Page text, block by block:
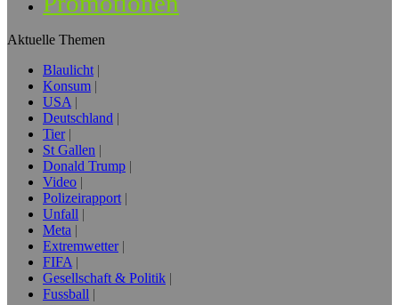
Aktuelle Themen
Blaulicht
Konsum
USA
Deutschland
Tier
St Gallen
Donald Trump
Video
Polizeirapport
Unfall
Meta
Extremwetter
FIFA
Gesellschaft & Politik
Fussball